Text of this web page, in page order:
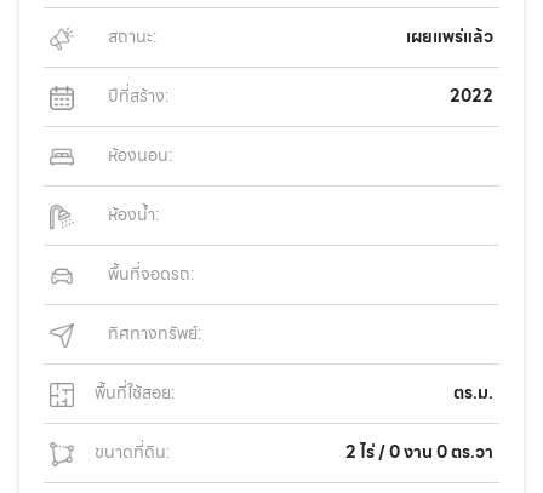
สถานะ: เผยแพร่แล้ว
ปีที่สร้าง: 2022
ห้องนอน:
ห้องน้ำ:
พื้นที่จอดรถ:
ทิศทางทรัพย์:
พื้นที่ใช้สอย: ตร.ม.
ขนาดที่ดิน: 2 ไร่ / 0 งาน 0 ตร.วา